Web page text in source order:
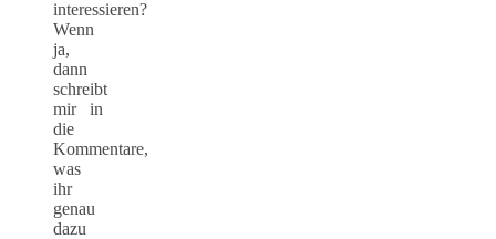
interessieren?
Wenn
ja,
dann
schreibt
mir in
die
Kommentare,
was
ihr
genau
dazu